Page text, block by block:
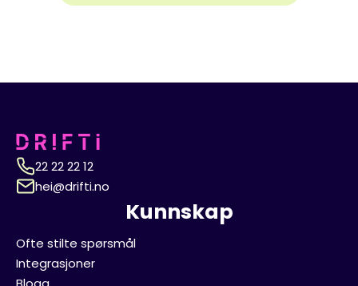
22 22 22 12
hei@drifti.no
Kunnskap
Ofte stilte spørsmål
Integrasjoner